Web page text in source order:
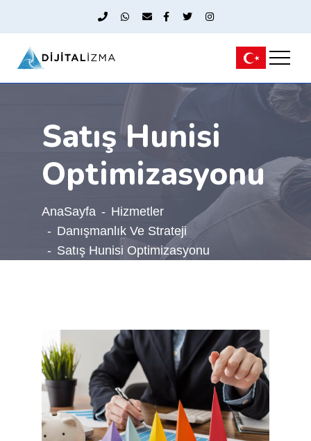
Satış Hunisi
Optimizasyonu
AnaSayfa
Hizmetler
Danışmanlık Ve Strateji
Satış Hunisi Optimizasyonu